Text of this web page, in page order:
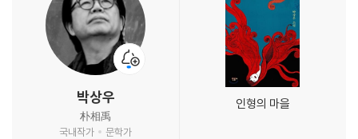
박상우
朴相禹
국내작가
문학가
인형의 마을